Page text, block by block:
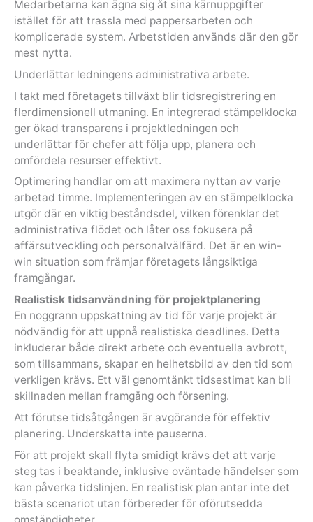
Medarbetarna kan ägna sig åt sina kärnuppgifter
istället för att trassla med pappersarbeten och
komplicerade system. Arbetstiden används där den gör
mest nytta.
Underlättar ledningens administrativa arbete.
I takt med företagets tillväxt blir tidsregistrering en
flerdimensionell utmaning. En integrerad stämpelklocka
ger ökad transparens i projektledningen och
underlättar för chefer att följa upp, planera och
omfördela resurser effektivt.
Optimering handlar om att maximera nyttan av varje
arbetad timme. Implementeringen av en stämpelklocka
utgör där en viktig beståndsdel, vilken förenklar det
administrativa flödet och låter oss fokusera på
affärsutveckling och personalvälfärd. Det är en win-
win situation som främjar företagets långsiktiga
framgångar.
Realistisk tidsanvändning för projektplanering
En noggrann uppskattning av tid för varje projekt är
nödvändig för att uppnå realistiska deadlines. Detta
inkluderar både direkt arbete och eventuella avbrott,
som tillsammans, skapar en helhetsbild av den tid som
verkligen krävs. Ett väl genomtänkt tidsestimat kan bli
skillnaden mellan framgång och försening.
Att förutse tidsåtgången är avgörande för effektiv
planering. Underskatta inte pauserna.
För att projekt skall flyta smidigt krävs det att varje
steg tas i beaktande, inklusive oväntade händelser som
kan påverka tidslinjen. En realistisk plan antar inte det
bästa scenariot utan förbereder för oförutsedda
omständigheter.